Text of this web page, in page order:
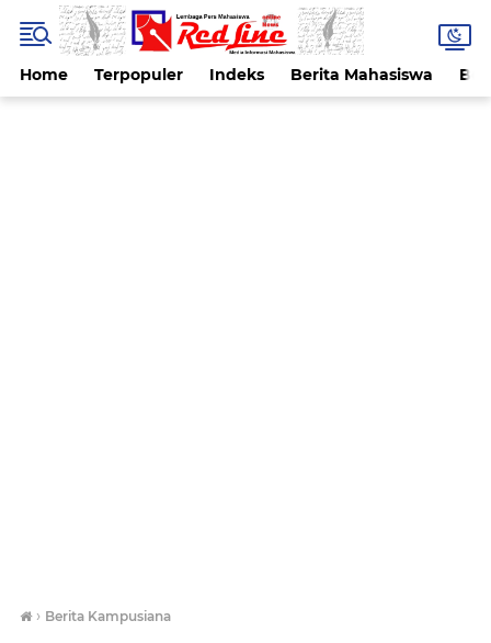
Home Terpopuler Indeks Berita Mahasiswa
› Berita Kampusiana